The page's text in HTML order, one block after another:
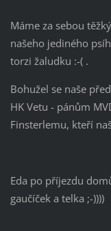
Máme za sebou
našeho jediného
torzi žaludku :-( .
Bohužel se naše
HK Vetu - pánům
Finsterlemu, kteří
Eda po příjezdu
gaučíček a telka ;-))))